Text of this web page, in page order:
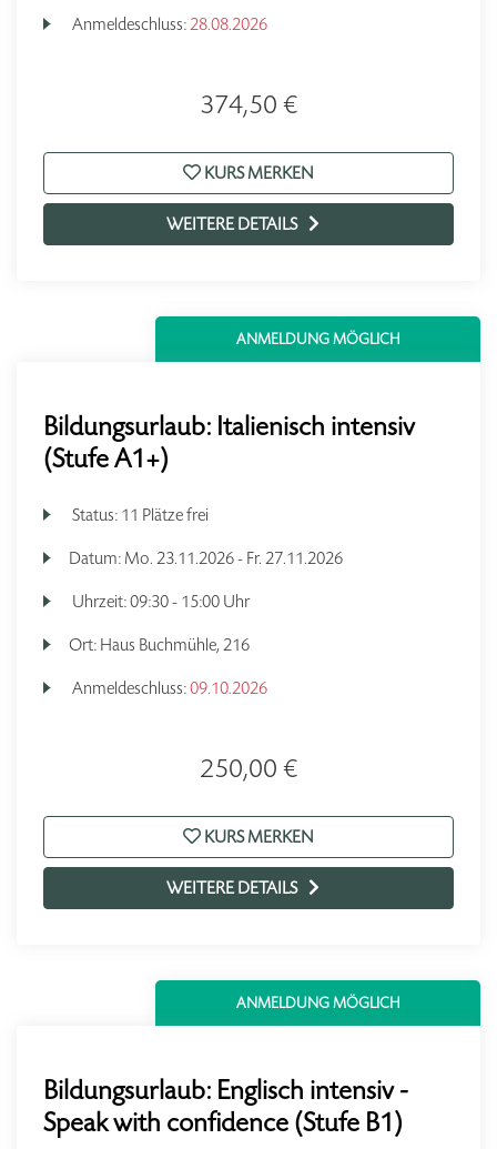
Anmeldeschluss:28.08.2026
374,50 €
KURS MERKEN
WEITERE DETAILS
ANMELDUNG MÖGLICH
Bildungsurlaub: Italienisch intensiv
(Stufe A1+)
Status: 11 Plätze frei
Datum: Mo. 23.11.2026 - Fr. 27.11.2026
Uhrzeit:09:30 - 15:00 Uhr
Ort: Haus Buchmühle, 216
Anmeldeschluss:09.10.2026
250,00 €
KURS MERKEN
WEITERE DETAILS
ANMELDUNG MÖGLICH
Bildungsurlaub: Englisch intensiv -
Speak with confidence (Stufe B1)